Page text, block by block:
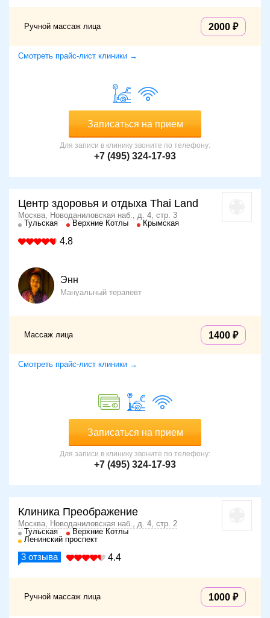
Ручной массаж лица 2000
Смотреть прайс-лист клиники →
Записаться на прием
Для записи в клинику звоните по телефону:
+7 (495) 324-17-93
Центр здоровья и отдыха Thai Land
Москва, Новоданиловская наб., д. 4, стр. 3
Тульская
Верхние Котлы Крымская
4.8
Энн
Мануальный терапевт
Массаж лица 1400
Смотреть прайс-лист клиники →
Записаться на прием
Для записи в клинику звоните по телефону:
+7 (495) 324-17-93
Клиника Преображение
Москва, Новоданиловская наб., д. 4, стр. 2
Тульская
Верхние Котлы
Ленинский проспект
3 отзыва 4.4
Ручной массаж лица 1000